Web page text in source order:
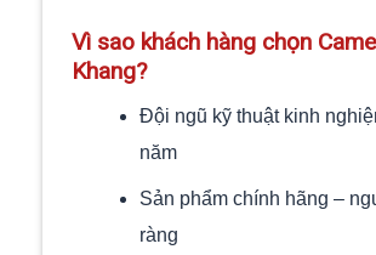
Vì sao khách hàng chọn
Khang?
Đội ngũ kỹ thuật kinh
năm
Sản phẩm chính hãng –
ràng